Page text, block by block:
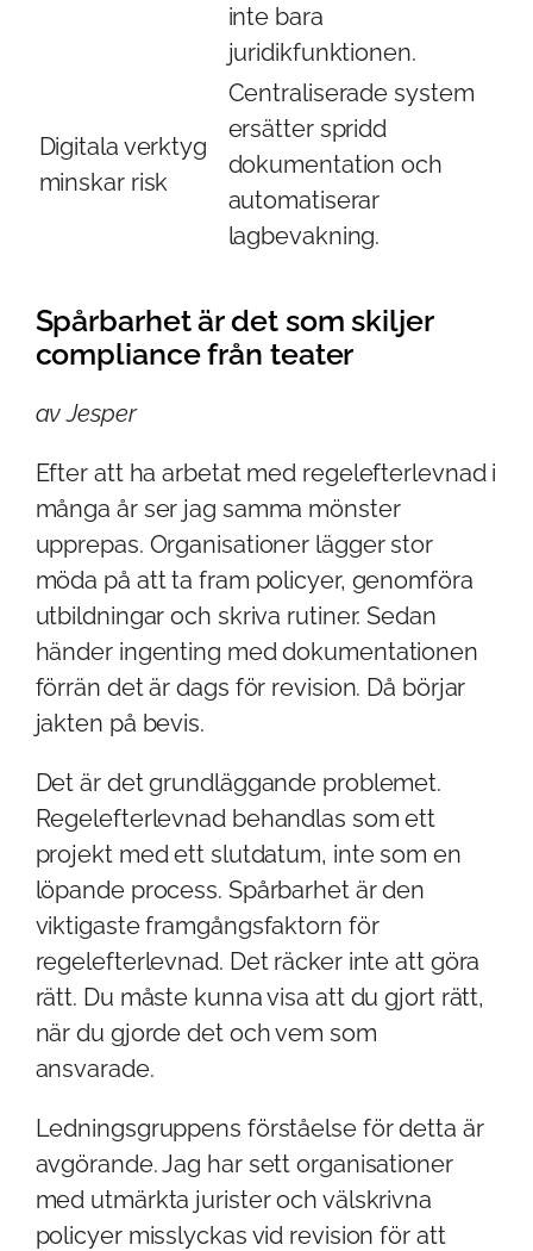
inte bara
juridikfunktionen.
Digitala verktyg
minskar risk
Centraliserade system
ersätter spridd
dokumentation och
automatiserar
lagbevakning.
Spårbarhet är det som skiljer
compliance från teater
av Jesper
Efter att ha arbetat med regelefterlevnad i
många år ser jag samma mönster
upprepas. Organisationer lägger stor
möda på att ta fram policyer, genomföra
utbildningar och skriva rutiner. Sedan
händer ingenting med dokumentationen
förrän det är dags för revision. Då börjar
jakten på bevis.
Det är det grundläggande problemet.
Regelefterlevnad behandlas som ett
projekt med ett slutdatum, inte som en
löpande process. Spårbarhet är den
viktigaste framgångsfaktorn för
regelefterlevnad. Det räcker inte att göra
rätt. Du måste kunna visa att du gjort rätt,
när du gjorde det och vem som
ansvarade.
Ledningsgruppens förståelse för detta är
avgörande. Jag har sett organisationer
med utmärkta jurister och välskrivna
policyer misslyckas vid revision för att